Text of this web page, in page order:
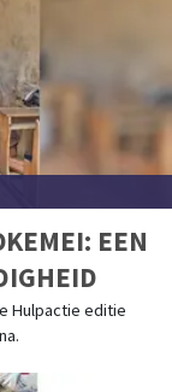
EEN
Hulpactie editie